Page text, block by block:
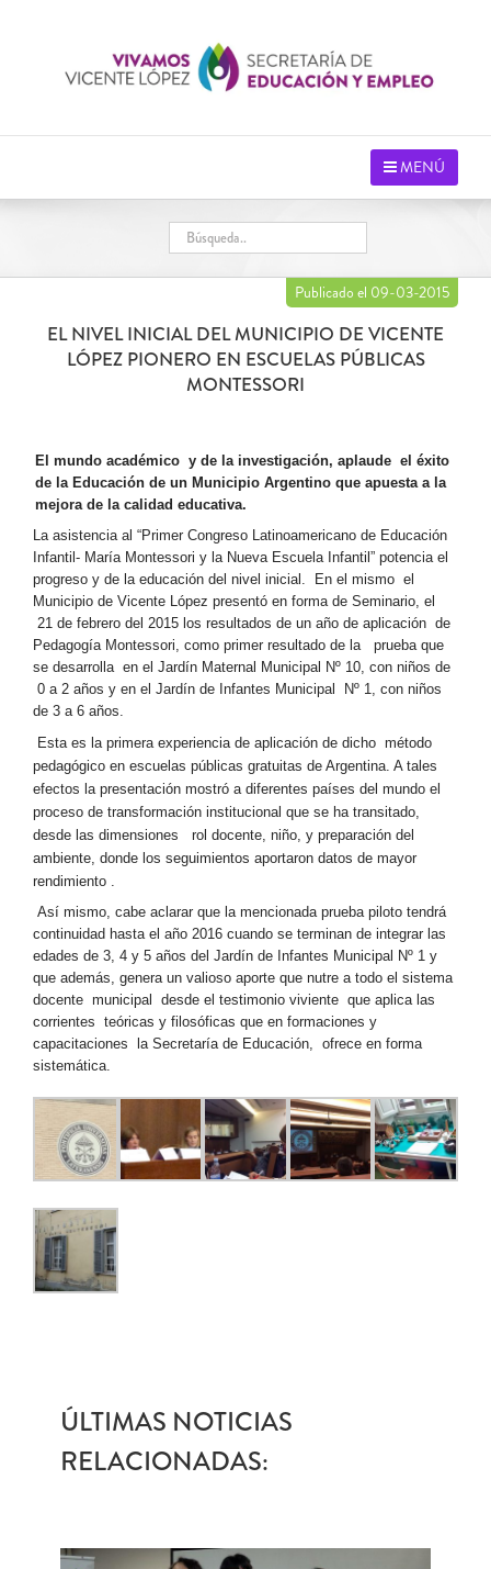
MENÚ
Publicado el 09-03-2015
EL NIVEL INICIAL DEL MUNICIPIO DE VICENTE
LÓPEZ PIONERO EN ESCUELAS PÚBLICAS
MONTESSORI
El mundo académico y de la investigación, aplaude el éxito
de la Educación de un Municipio Argentino que apuesta a la
mejora de la calidad educativa.
La asistencia al “Primer Congreso Latinoamericano de Educación
Infantil- María Montessori y la Nueva Escuela Infantil” potencia el
progreso y de la educación del nivel inicial. En el mismo el
Municipio de Vicente López presentó en forma de Seminario, el
21 de febrero del 2015 los resultados de un año de aplicación de
Pedagogía Montessori, como primer resultado de la prueba que
se desarrolla en el Jardín Maternal Municipal Nº 10, con niños de
0 a 2 años y en el Jardín de Infantes Municipal Nº 1, con niños
de 3 a 6 años.
Esta es la primera experiencia de aplicación de dicho método
pedagógico en escuelas públicas gratuitas de Argentina. A tales
efectos la presentación mostró a diferentes países del mundo el
proceso de transformación institucional que se ha transitado,
desde las dimensiones rol docente, niño, y preparación del
ambiente, donde los seguimientos aportaron datos de mayor
rendimiento .
Así mismo, cabe aclarar que la mencionada prueba piloto tendrá
continuidad hasta el año 2016 cuando se terminan de integrar las
edades de 3, 4 y 5 años del Jardín de Infantes Municipal Nº 1 y
que además, genera un valioso aporte que nutre a todo el sistema
docente municipal desde el testimonio viviente que aplica las
corrientes teóricas y filosóficas que en formaciones y
capacitaciones la Secretaría de Educación, ofrece en forma
sistemática.
ÚLTIMAS NOTICIAS
RELACIONADAS: